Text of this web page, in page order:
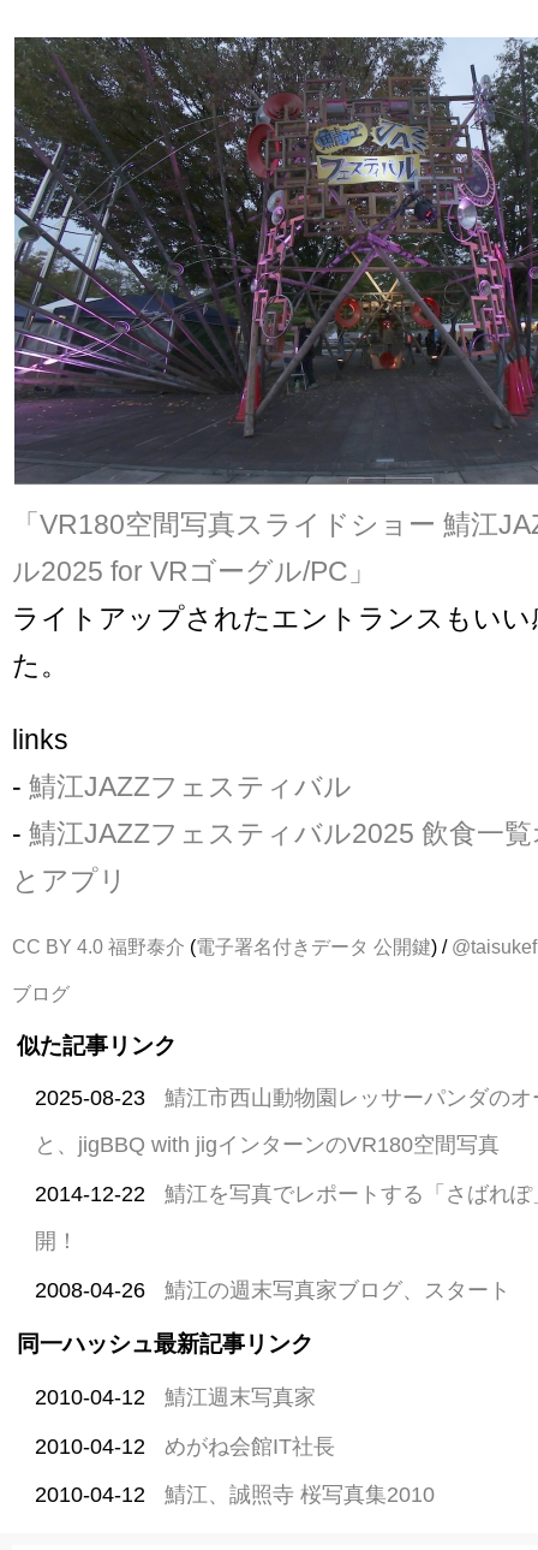
「VR180空間写真スライドショー 鯖江
ル2025 for VRゴーグル/PC」
ライトアップされたエントランスもい
た。
links
- 鯖江JAZZフェスティバル
- 鯖江JAZZフェスティバル2025 飲食一
とアプリ
CC BY 4.0 福野泰介 (電子署名付きデータ 公開鍵) / @taisukef
ブログ
似た記事リンク
2025-08-23
鯖江市西山動物園レッサーパンダの
と、jigBBQ with jigインターンのVR180空間写真
2014-12-22
鯖江を写真でレポートする「さばれ
開！
2008-04-26 鯖江の週末写真家ブログ、スタート
同一ハッシュ最新記事リンク
2010-04-12 鯖江週末写真家
2010-04-12 めがね会館IT社長
2010-04-12 鯖江、誠照寺 桜写真集2010